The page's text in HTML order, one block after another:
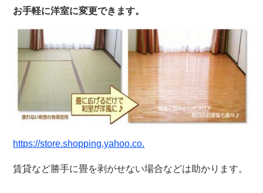
お手軽に洋室に変更できます。
https://store.shopping.yahoo.co.
賃貸など勝手に畳を剥がせない場合などは助かります。